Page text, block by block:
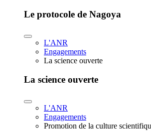
Le protocole de Nagoya
L'ANR
Engagements
La science ouverte
La science ouverte
L'ANR
Engagements
Promotion de la culture